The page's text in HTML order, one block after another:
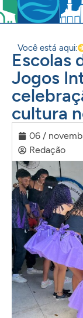
Você está aqui:
Escolas
Jogos
cultura
06 /
Redação